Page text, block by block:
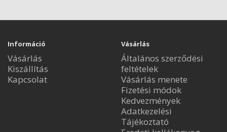
Információ
Vásárlás
Kiszállítás
Kapcsolat
Vásárlás
Általános szerződési
feltételek
Vásárlás menete
Fizetési módok
Kedvezmények
Adatkezelési
Tájékoztató